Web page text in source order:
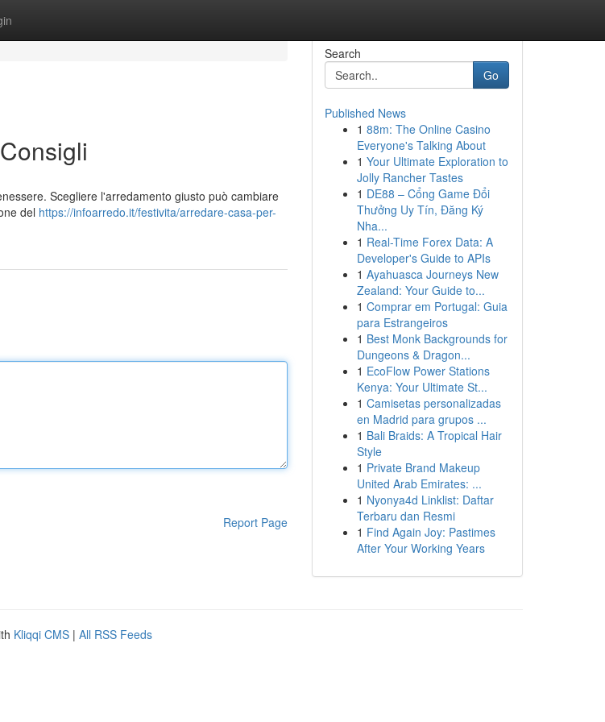
Scegliere l'arredamento giusto può cambiare
del https://infoarredo.it/festivita/arredare-casa-per-
Report Page
Search
Go
Published News
1 88m: The Online Casino
Everyone's Talking About
1 Your Ultimate Exploration to
Jolly Rancher Tastes
1 DE88 – Cổng Game Đổi
Thưởng Uy Tín, Đăng Ký
Nha...
1 Real-Time Forex Data: A
Developer's Guide to APIs
1 Ayahuasca Journeys New
Zealand: Your Guide to...
1 Comprar em Portugal: Guia
para Estrangeiros
1 Best Monk Backgrounds for
Dungeons & Dragon...
1 EcoFlow Power Stations
Kenya: Your Ultimate St...
1 Camisetas personalizadas
en Madrid para grupos ...
1 Bali Braids: A Tropical Hair
Style
1 Private Brand Makeup
United Arab Emirates: ...
1 Nyonya4d Linklist: Daftar
Terbaru dan Resmi
1 Find Again Joy: Pastimes
After Your Working Years
Kliqqi CMS | All RSS Feeds